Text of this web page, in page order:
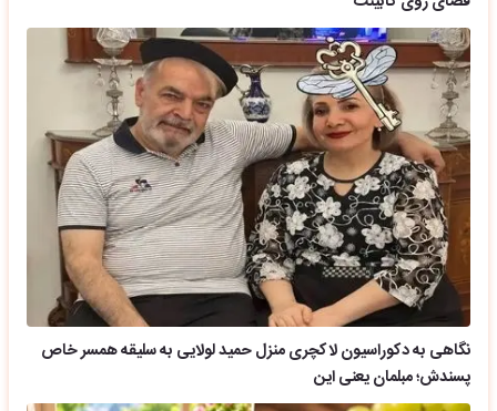
نگاهی به دکوراسیون لاکچری منزل حمید لولایی به سلیقه همسر خاص
پسندش؛ مبلمان یعنی این